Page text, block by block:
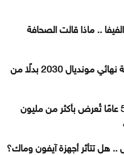
.. ماذا قالت الصحافة
إسبانيا تسعى لاستضافة نهائي مونديال 2030 بدلًا من
سيارة عمرها أكثر من 50 عامًا تُعرض بأكثر من مليون
.. هل تتأثر أجهزة آيفون وماك؟